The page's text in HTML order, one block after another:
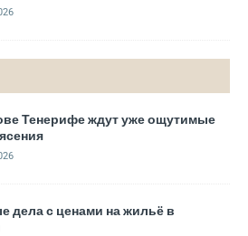
Тенерифе ждут уже ощутимые
дела с ценами на жильё в